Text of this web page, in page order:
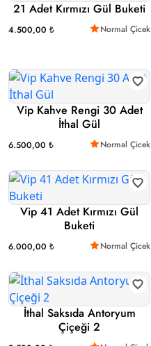
21 Adet Kırmızı Gül Buketi
4.500,00 ₺ Normal Çicek
Vip Kahve Rengi 30 Adet
İthal Gül
6.500,00 ₺ Normal Çicek
Vip 41 Adet Kırmızı Gül
Buketi
6.000,00 ₺ Normal Çicek
İthal Saksıda Antoryum
Çiçeği 2